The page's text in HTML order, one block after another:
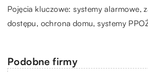
Pojęcia kluczowe: systemy alarmowe,
dostępu, ochrona domu, systemy
Podobne firmy